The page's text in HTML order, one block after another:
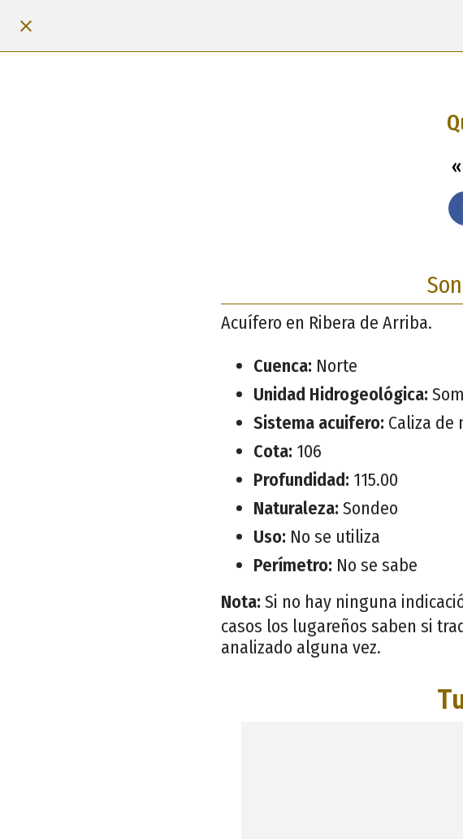
Acuífero en Ribera de Arriba.
Cuenca: Norte
Unidad Hidrogeológica:
Sistema acuifero: Caliza
Cota: 106
Profundidad: 115.00
Naturaleza: Sondeo
Uso: No se utiliza
Perímetro: No se sabe
Nota: Si no hay ninguna
casos los lugareños saben si
analizado alguna vez.